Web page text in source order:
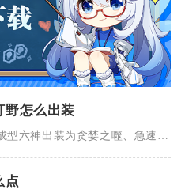
野怎么出装
型六神出装为贪婪之噬、急速战
点